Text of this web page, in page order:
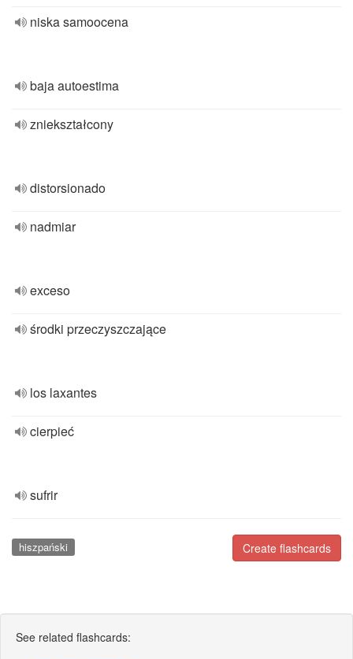
niska samoocena
baja autoestima
zniekształcony
distorsionado
nadmiar
exceso
środki przeczyszczające
los laxantes
cierpieć
sufrir
Create flashcards
hiszpański
See related flashcards: